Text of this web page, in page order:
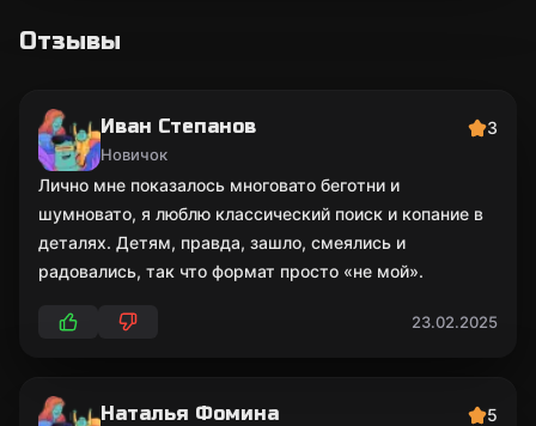
Отзывы
Иван Степанов
Новичок
3
Лично мне показалось многовато беготни и
шумновато, я люблю классический поиск и копание в
деталях. Детям, правда, зашло, смеялись и
радовались, так что формат просто «не мой».
23.02.2025
Наталья Фомина 5